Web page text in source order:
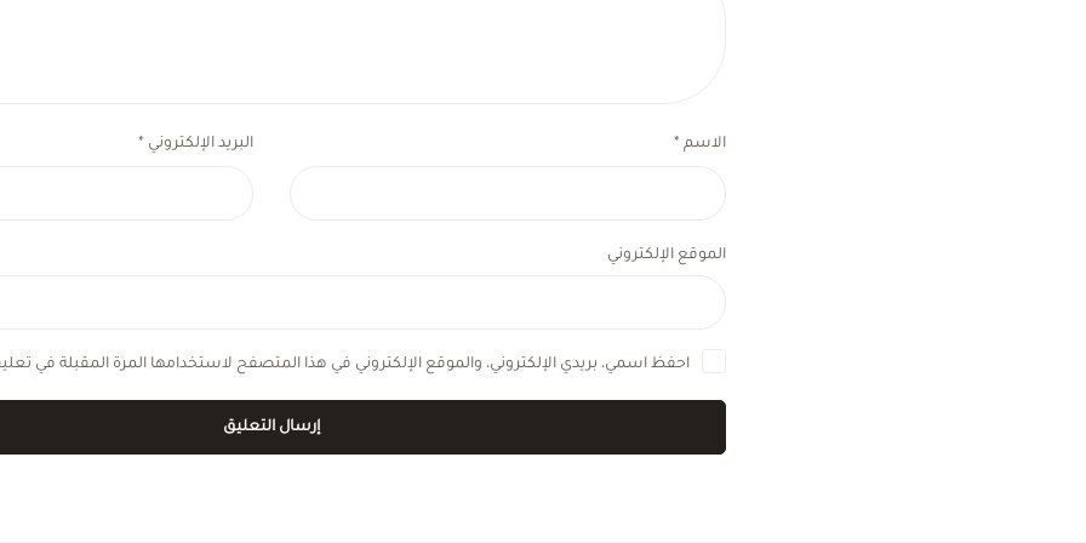
الاسم * البريد الإلكتروني *
الموقع الإلكتروني
احفظ اسمي، بريدي الإلكتروني، والموقع الإلكتروني في هذا المتصفح لاستخدامها المرة المقبلة في
إرسال التعليق